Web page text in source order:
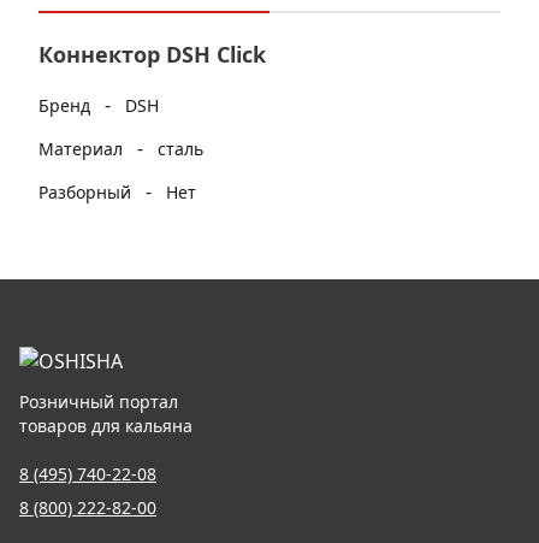
Коннектор DSH Click
Бренд -
DSH
Материал
- сталь
Разборный
- Нет
Розничный портал
товаров для кальяна
8 (495) 740-22-08
8 (800) 222-82-00